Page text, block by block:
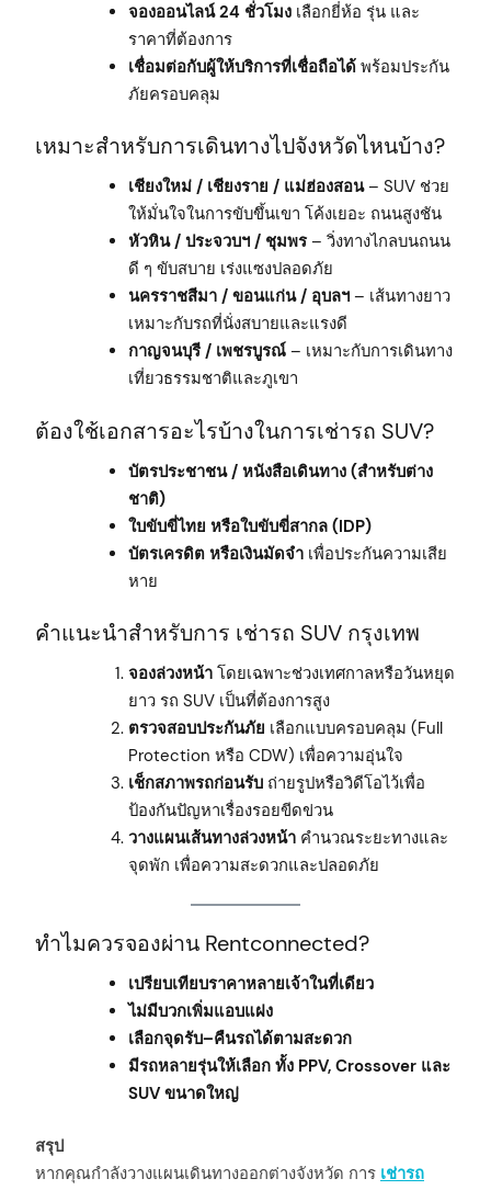
จองออนไลน์ 24 ชั่วโมงเลือกยี่ห้อ รุ่น และ
ราคาที่ต้องการ
เชื่อมต่อกับผู้ให้บริการที่เชื่อถือได้พร้อมประกัน
ภัยครอบคลุม
เหมาะสำหรับการเดินทางไปจังหวัดไหนบ้าง?
เชียงใหม่ / เชียงราย / แม่ฮ่องสอน– SUV ช่วย
ให้มั่นใจในการขับขึ้นเขา โค้งเยอะ ถนนสูงชัน
หัวหิน / ประจวบฯ / ชุมพร– วิ่งทางไกลบนถนน
ดี ๆ ขับสบาย เร่งแซงปลอดภัย
นครราชสีมา / ขอนแก่น / อุบลฯ– เส้นทางยาว
เหมาะกับรถที่นั่งสบายและแรงดี
กาญจนบุรี / เพชรบูรณ์– เหมาะกับการเดินทาง
เที่ยวธรรมชาติและภูเขา
ต้องใช้เอกสารอะไรบ้างในการเช่ารถ SUV?
บัตรประชาชน / หนังสือเดินทาง (สำหรับต่าง
ชาติ)
ใบขับขี่ไทย หรือใบขับขี่สากล (IDP)
บัตรเครดิต หรือเงินมัดจำเพื่อประกันความเสีย
หาย
คำแนะนำสำหรับการ เช่ารถ SUV กรุงเทพ
จองล่วงหน้าโดยเฉพาะช่วงเทศกาลหรือวันหยุด
ยาว รถ SUV เป็นที่ต้องการสูง
ตรวจสอบประกันภัย เลือกแบบครอบคลุม (Full
Protection หรือ CDW) เพื่อความอุ่นใจ
เช็กสภาพรถก่อนรับถ่ายรูปหรือวิดีโอไว้เพื่อ
ป้องกันปัญหาเรื่องรอยขีดข่วน
วางแผนเส้นทางล่วงหน้าคำนวณระยะทางและ
จุดพัก เพื่อความสะดวกและปลอดภัย
ทำไมควรจองผ่าน Rentconnected?
เปรียบเทียบราคาหลายเจ้าในที่เดียว
ไม่มีบวกเพิ่มแอบแฝง
เลือกจุดรับ–คืนรถได้ตามสะดวก
มีรถหลายรุ่นให้เลือก ทั้ง PPV, Crossover และ
SUV ขนาดใหญ่
สรุป
หากคุณกำลังวางแผนเดินทางออกต่างจังหวัด การ เช่ารถ